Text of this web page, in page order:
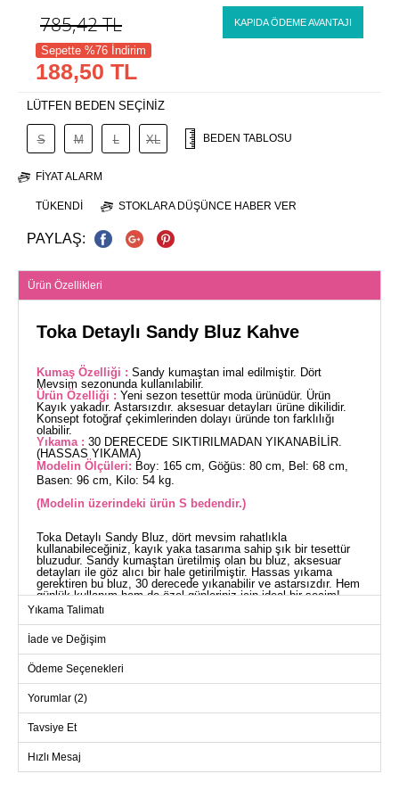
785,42TL KAPIDA ÖDEME AVANTAJI
Sepette %76 İndirim
188,50 TL
LÜTFEN BEDEN SEÇİNİZ
S M L XL BEDEN TABLOSU
FIYAT ALARM
TÜKENDI STOKLARA DÜŞÜNCE HABER VER
PAYLAŞ:
Ürün Özellikleri
Toka Detaylı Sandy Bluz Kahve
Kumaş Özelliği : Sandy kumaştan imal edilmiştir. Dört
Mevsim sezonunda kullanılabilir.
Ürün Özelliği : Yeni sezon tesettür moda ürünüdür. Ürün
Kayık yakadır. Astarsızdır. aksesuar detayları ürüne dikilidir.
Konsept fotoğraf çekimlerinden dolayı üründe ton farklılığı
olabilir.
Yıkama : 30 DERECEDE SIKTIRILMADAN YIKANABİLİR.
(HASSAS YIKAMA)
Modelin Ölçüleri: Boy: 165 cm, Göğüs: 80 cm, Bel: 68 cm,
Basen: 96 cm, Kilo: 54 kg.
(Modelin üzerindeki ürün S bedendir.)
Toka Detaylı Sandy Bluz, dört mevsim rahatlıkla
kullanabileceğiniz, kayık yaka tasarıma sahip şık bir tesettür
bluzudur. Sandy kumaştan üretilmiş olan bu bluz, aksesuar
detayları ile göz alıcı bir hale getirilmiştir. Hassas yıkama
gerektiren bu bluz, 30 derecede yıkanabilir ve astarsızdır. Hem
günlük kullanım hem de özel günleriniz için ideal bir seçim!
(CM)
Beden
S
M
80
60
L
84
60
Yıkama Talimatı
İade ve Değişim
Ödeme Seçenekleri
Yorumlar (2)
Tavsiye Et
Hızlı Mesaj